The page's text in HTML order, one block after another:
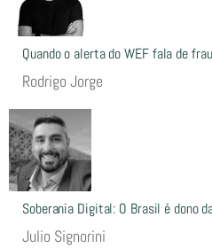
Quando o alerta do WEF fala de
Rodrigo Jorge
Soberania Digital: O Brasil é dono
Julio Signorini